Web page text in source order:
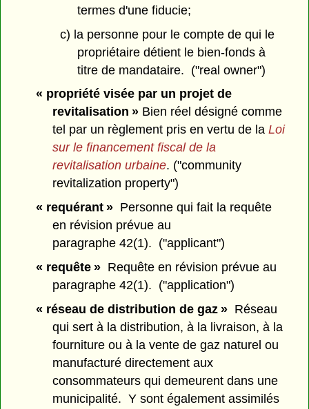
termes d'une fiducie;
c) la personne pour le compte de qui le
propriétaire détient le bien-fonds à
titre de mandataire. ("real owner")
« propriété visée par un projet de
revitalisation » Bien réel désigné comme
tel par un règlement pris en vertu de laLoi
sur le financement fiscal de la
revitalisation urbaine. ("community
revitalization property")
« requérant »Personne qui fait la requête
en révision prévue au
paragraphe 42(1). ("applicant")
« requête »Requête en révision prévue au
paragraphe 42(1). ("application")
« réseau de distribution de gaz »Réseau
qui sert à la distribution, à la livraison, à la
fourniture ou à la vente de gaz naturel ou
manufacturé directement aux
consommateurs qui demeurent dans une
municipalité. Y sont également assimilés